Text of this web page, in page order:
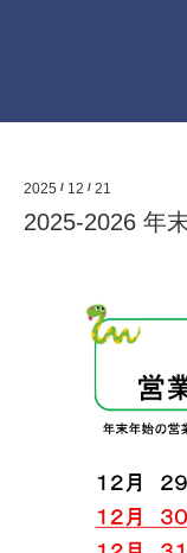
2025 / 12 / 21
2025-2026 年